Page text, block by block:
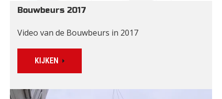
Bouwbeurs 2017
Video van de Bouwbeurs in 2017
KIJKEN